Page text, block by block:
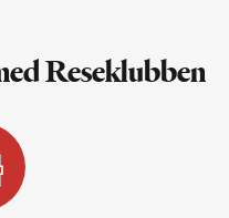
Reseklubben